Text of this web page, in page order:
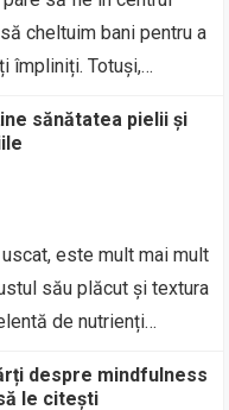
cheltuim bani pentru a
împliniți. Totuși,…
sănătatea pielii și
este mult mai mult
său plăcut și textura
de nutrienți…
despre mindfulness
le citești